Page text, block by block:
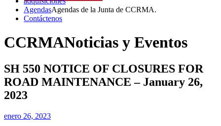
AgendasAgendas de la Junta de CCRMA.
Contáctenos
CCRMANoticias y Eventos
SH 550 NOTICE OF CLOSURES FOR
ROAD MAINTENANCE – January 26,
2023
enero 26, 2023